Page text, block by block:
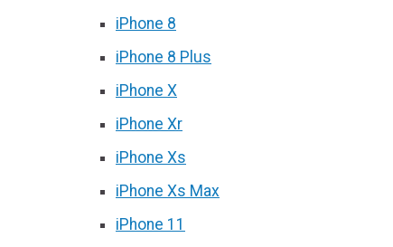
iPhone 8
iPhone 8 Plus
iPhone X
iPhone Xr
iPhone Xs
iPhone Xs Max
iPhone 11